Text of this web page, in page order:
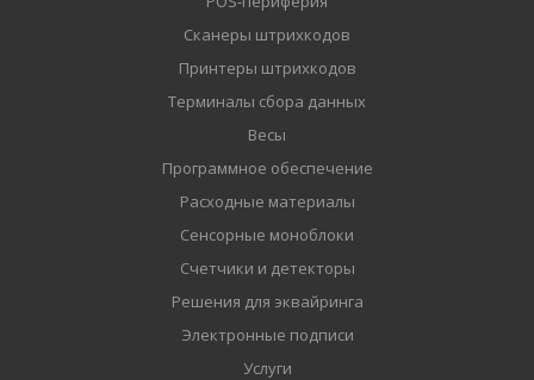
Сканеры штрихкодов
Принтеры штрихкодов
Терминалы сбора данных
Весы
Программное обеспечение
Расходные материалы
Сенсорные моноблоки
Счетчики и детекторы
Решения для эквайринга
Электронные подписи
Услуги